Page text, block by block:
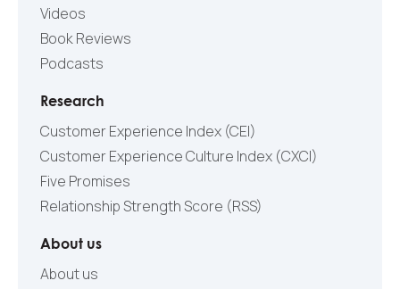
Videos
Book Reviews
Podcasts
Research
Customer Experience Index (CEI)
Customer Experience Culture Index (СXCI)
Five Promises
Relationship Strength Score (RSS)
About us
About us